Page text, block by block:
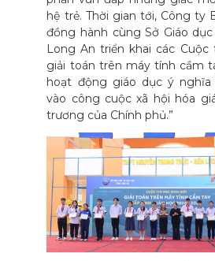
hệ trẻ. Thời gian tới, Công ty
đồng hành cùng Sở Giáo
Long An triển khai các Cuộc
giải toán trên máy tính cầm
hoạt động giáo dục ý nghĩa
vào công cuộc xã hội hóa
trương của Chính phủ.”